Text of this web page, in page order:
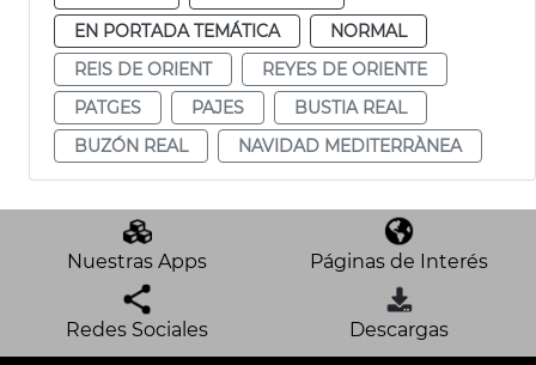
EN PORTADA TEMÁTICA
NORMAL
REIS DE ORIENT
REYES DE ORIENTE
PATGES
PAJES
BUSTIA REAL
BUZÓN REAL
NAVIDAD MEDITERRÀNEA
Nuestras Apps Páginas de Interés
Redes Sociales Descargas